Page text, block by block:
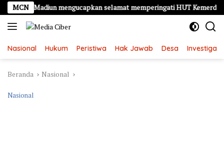
Langsung
ke
konten
MCN
Madiun mengucapkan selamat memperingati HUT Kemerdekaan RI
Nasional Hukum Peristiwa Hak Jawab Desa Investigasi
Beranda Nasional
Nasional